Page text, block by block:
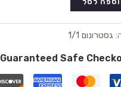
גסטרונום 1/1
Guaranteed Safe